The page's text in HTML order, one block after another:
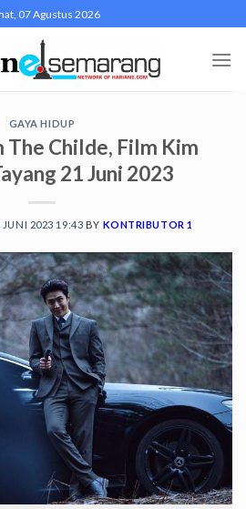
07 Agustus 2026
GAYA HIDUP
The Childe, Film Kim
21 Juni 2023
JUNI 2023 19:43 BY KONTRIBUTOR 1